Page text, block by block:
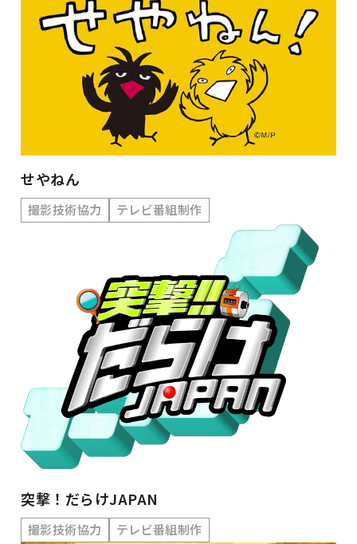
せやねん
撮影技術協力 テレビ番組制作
突撃！だらけJAPAN
撮影技術協力 テレビ番組制作